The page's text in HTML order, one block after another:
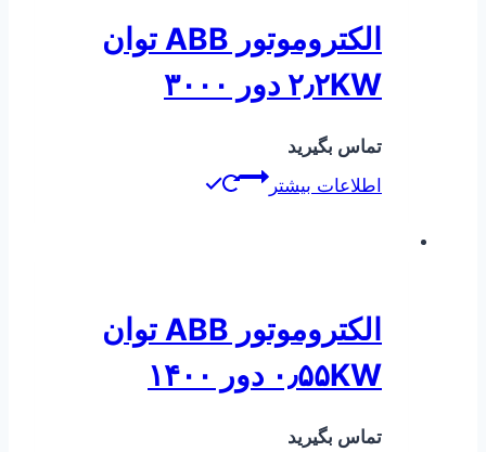
الکتروموتور ABB توان
۲٫۲KW دور ۳۰۰۰
تماس بگیرید
اطلاعات بیشتر
الکتروموتور ABB توان
۰٫۵۵KW دور ۱۴۰۰
تماس بگیرید